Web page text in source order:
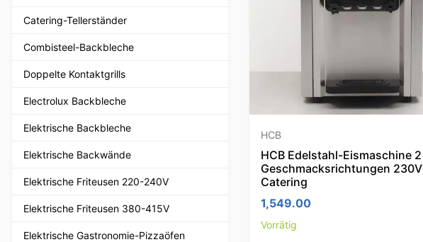
Catering-Tellerständer
Combisteel-Backbleche
Doppelte Kontaktgrills
Electrolux Backbleche
Elektrische Backbleche
Elektrische Backwände
Elektrische Friteusen 220-240V
Elektrische Friteusen 380-415V
Elektrische Gastronomie-Pizzaöfen
HCB
HCB Edelstahl-Eismaschine 2
Geschmacksrichtungen 230V
Catering
1,549.00
Vorrätig